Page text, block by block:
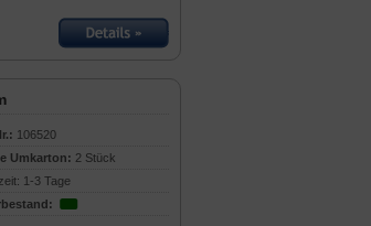
106520
Umkarton: 2 Stück
1-3 Tage